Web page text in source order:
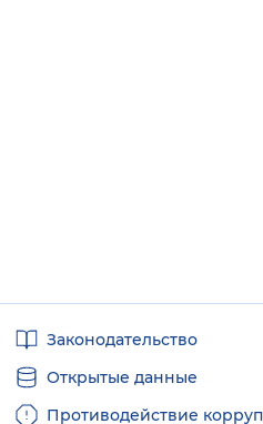
ссылкиЗаконодательство
Открытые данные
Противодействие